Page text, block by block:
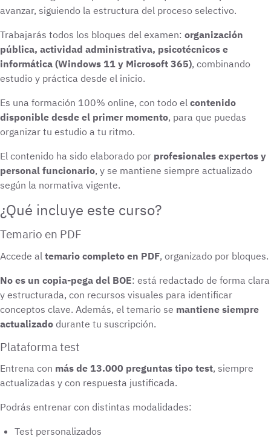
avanzar, siguiendo la estructura del proceso selectivo.
Trabajarás todos los bloques del examen: organización
pública, actividad administrativa, psicotécnicos e
informática (Windows 11 y Microsoft 365), combinando
estudio y práctica desde el inicio.
Es una formación 100% online, con todo el contenido
disponible desde el primer momento, para que puedas
organizar tu estudio a tu ritmo.
El contenido ha sido elaborado por profesionales expertos y
personal funcionario, y se mantiene siempre actualizado
según la normativa vigente.
¿Qué incluye este curso?
Temario en PDF
Accede al temario completo en PDF, organizado por bloques.
No es un copia-pega del BOE: está redactado de forma clara
y estructurada, con recursos visuales para identificar
conceptos clave. Además, el temario se mantiene siempre
actualizado durante tu suscripción.
Plataforma test
Entrena con más de 13.000 preguntas tipo test, siempre
actualizadas y con respuesta justificada.
Podrás entrenar con distintas modalidades:
Test personalizados